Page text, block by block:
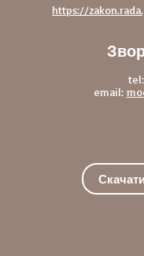
https://
email: